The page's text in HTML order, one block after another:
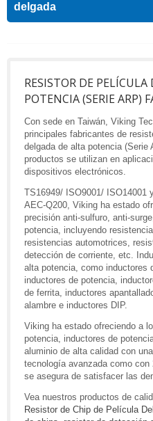
delgada
RESISTOR DE
POTENCIA (SERIE ARP)
Con sede en Taiwán, Viking
principales fabricantes de
delgada de alta potencia (Serie
productos se utilizan en
dispositivos electrónicos.
TS16949/ ISO9001/ ISO14001
AEC-Q200, Viking ha estado
precisión anti-sulfuro, anti-
potencia, incluyendo
resistencias automotrices,
detección de corriente, etc.
alta potencia, como inductores
inductores de potencia,
de ferrita, inductores
alambre e inductores DIP.
Viking ha estado ofreciendo a
potencia, inductores de
aluminio de alta calidad con
tecnología avanzada como
se asegura de satisfacer las
Vea nuestros productos de
Resistor de Chip de Película